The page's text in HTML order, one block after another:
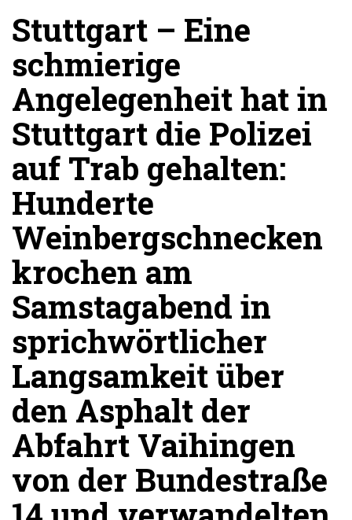
Stuttgart – Eine
schmierige
Angelegenheit hat in
Stuttgart die Polizei
auf Trab gehalten:
Hunderte
Weinbergschnecken
krochen am
Samstagabend in
sprichwörtlicher
Langsamkeit über
den Asphalt der
Abfahrt Vaihingen
von der Bundestraße